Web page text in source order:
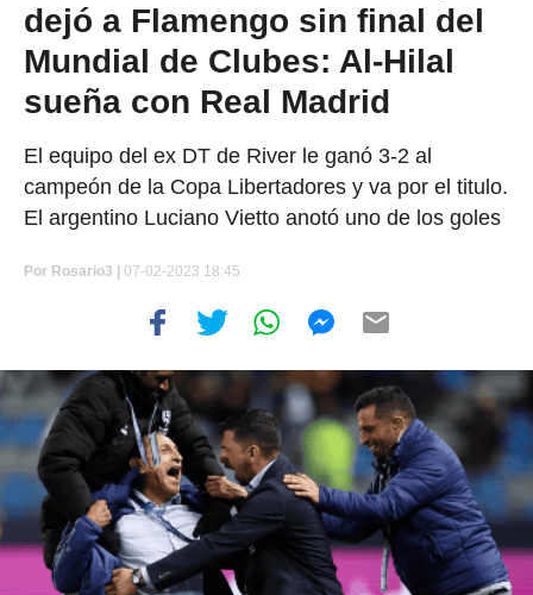
dejó a Flamengo sin final del
Mundial de Clubes: Al-Hilal
sueña con Real Madrid
El equipo del ex DT de River le ganó 3-2 al
campeón de la Copa Libertadores y va por el titulo.
El argentino Luciano Vietto anotó uno de los goles
Por Rosario3 | 07-02-2023 18:45